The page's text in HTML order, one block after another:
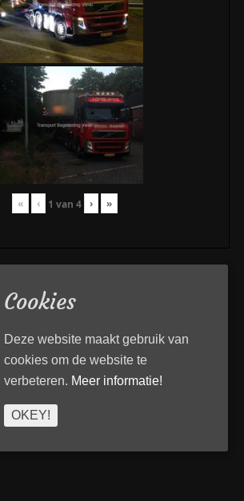
« ‹ 1 van 4 › »
Transport Begeleiding Venlo
| TBVenlo door
Cookies
Deze website maakt gebruik van
cookies om de website te
verbeteren. Meer informatie!
OKEY!